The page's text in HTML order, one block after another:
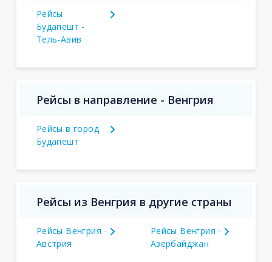
Рейсы
Будапешт -
Тель-Авив
Рейсы в направление - Венгрия
Рейсы в город
Будапешт
Рейсы из Венгрия в другие страны
Рейсы Венгрия -
Австрия
Рейсы Венгрия -
Азербайджан